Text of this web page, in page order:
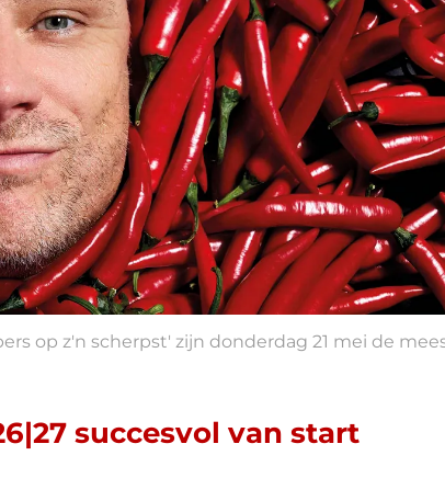
op z'n scherpst' zijn donderdag 21 mei de
succesvol van start